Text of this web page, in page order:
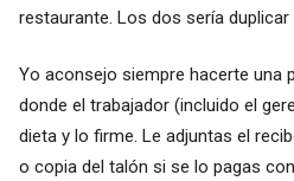
restaurante. Los dos sería duplicar
Yo aconsejo siempre hacerte una
donde el trabajador (incluido el
dieta y lo firme. Le adjuntas el
o copia del talón si se lo pagas